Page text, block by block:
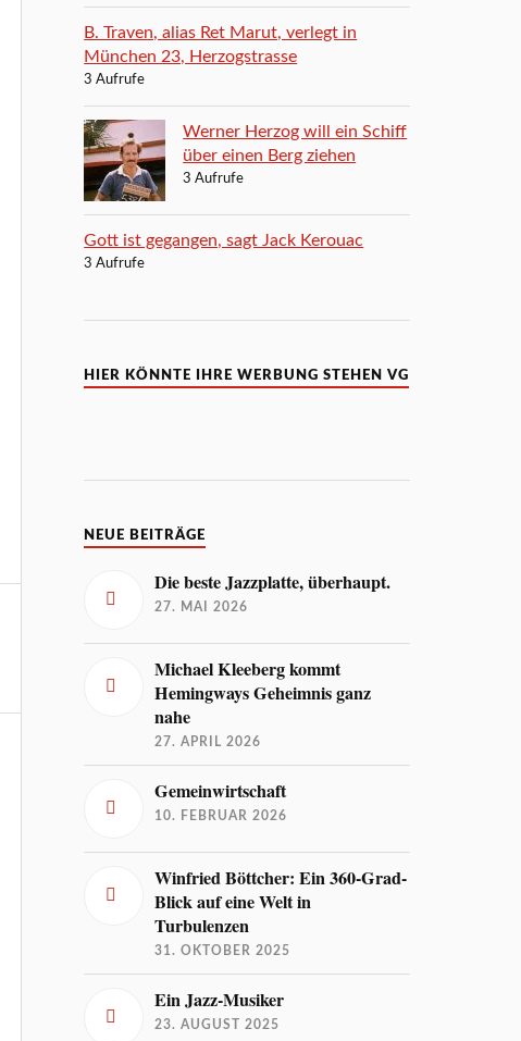
B. Traven, alias Ret Marut, verlegt in
München 23, Herzogstrasse
3 Aufrufe
Werner Herzog will ein Schiff
über einen Berg ziehen
3 Aufrufe
Gott ist gegangen, sagt Jack Kerouac
3 Aufrufe
HIER KÖNNTE IHRE WERBUNG STEHEN VG
NEUE BEITRÄGE
Die beste Jazzplatte, überhaupt.
27. MAI 2026
Michael Kleeberg kommt
Hemingways Geheimnis ganz
nahe
27. APRIL 2026
Gemeinwirtschaft
10. FEBRUAR 2026
Winfried Böttcher: Ein 360-Grad-
Blick auf eine Welt in
Turbulenzen
31. OKTOBER 2025
Ein Jazz-Musiker
23. AUGUST 2025